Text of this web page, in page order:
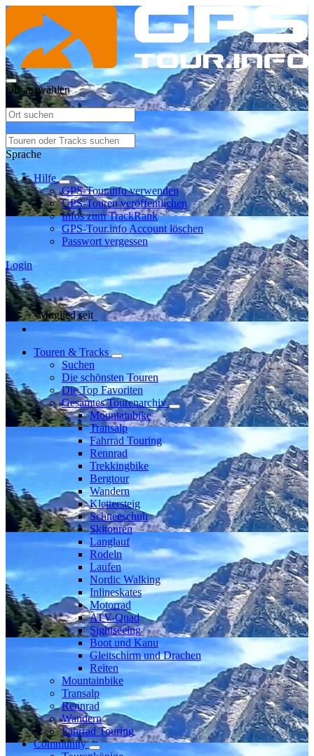
Ort auswählen
Sprache
Hilfe
GPS-Tour.info verwenden
GPS-Touren veröffentlichen
Infos zum TrackRank
GPS-Tour.info Account löschen
Passwort vergessen
Login
Mitglied seit
Touren & Tracks
Suchen
Die schönsten Touren
Die Top Favoriten
Gesamtes Tourenarchiv
Mountainbike
Transalp
Fahrrad Touring
Rennrad
Trekkingbike
Bergtour
Wandern
Klettersteig
Schneeschuh
Skitouren
Langlauf
Rodeln
Laufen
Nordic Walking
Inlineskates
Motorrad
ATV-Quad
Sightseeing
Boot und Kanu
Gleitschirm und Drachen
Reiten
Mountainbike
Transalp
Rennrad
Wandern
Fahrrad Touring
Community